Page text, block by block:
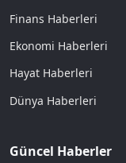
Finans Haberleri
Ekonomi Haberleri
Hayat Haberleri
Dünya Haberleri
Güncel Haberler